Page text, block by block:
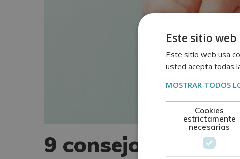
9 consejos para
Este sitio
Este sitio web usa
usted acepta todas
MOSTRAR TODOS
Cookies
estrictamente
necesarias